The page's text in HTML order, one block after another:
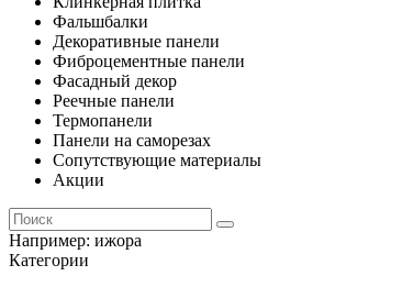
Фальшбалки
Декоративные панели
Фиброцементные панели
Фасадный декор
Реечные панели
Термопанели
Панели на саморезах
Сопутствующие материалы
Акции
Например: ижора
Категории